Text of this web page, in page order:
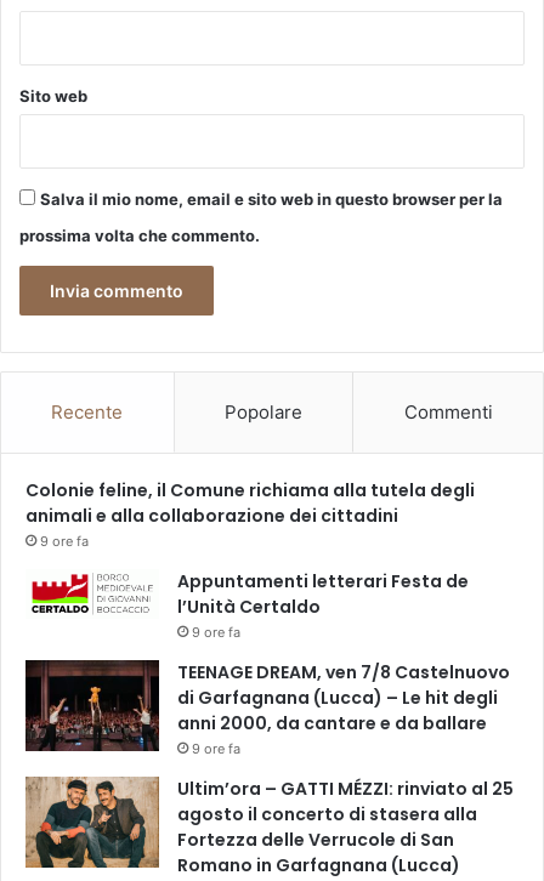
s
e
d
a
a
Sito web
Salva il mio nome, email e sito web in questo browser per la
prossima volta che commento.
Recente Popolare Commenti
Colonie feline, il Comune richiama alla tutela degli
animali e alla collaborazione dei cittadini
9 ore fa
Appuntamenti letterari Festa de
l’Unità Certaldo
9 ore fa
TEENAGE DREAM, ven 7/8 Castelnuovo
di Garfagnana (Lucca) – Le hit degli
anni 2000, da cantare e da ballare
9 ore fa
Ultim’ora – GATTI MÉZZI: rinviato al 25
agosto il concerto di stasera alla
Fortezza delle Verrucole di San
Romano in Garfagnana (Lucca)